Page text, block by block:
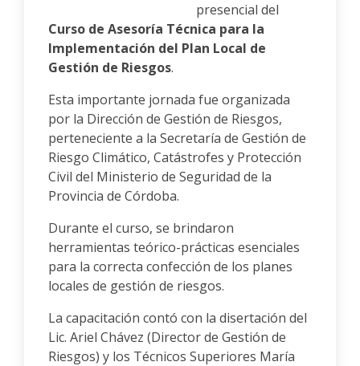
presencial del
Curso de Asesoría Técnica para la
Implementación del Plan Local de
Gestión de Riesgos.
Esta importante jornada fue organizada
por la Dirección de Gestión de Riesgos,
perteneciente a la Secretaría de Gestión de
Riesgo Climático, Catástrofes y Protección
Civil del Ministerio de Seguridad de la
Provincia de Córdoba.
Durante el curso, se brindaron
herramientas teórico-prácticas esenciales
para la correcta confección de los planes
locales de gestión de riesgos.
La capacitación contó con la disertación del
Lic. Ariel Chávez (Director de Gestión de
Riesgos) y los Técnicos Superiores María